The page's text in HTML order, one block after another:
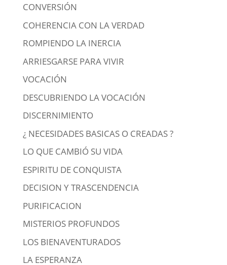
CONVERSIÓN
COHERENCIA CON LA VERDAD
ROMPIENDO LA INERCIA
ARRIESGARSE PARA VIVIR
VOCACIÓN
DESCUBRIENDO LA VOCACIÓN
DISCERNIMIENTO
¿ NECESIDADES BASICAS O CREADAS ?
LO QUE CAMBIÓ SU VIDA
ESPIRITU DE CONQUISTA
DECISION Y TRASCENDENCIA
PURIFICACION
MISTERIOS PROFUNDOS
LOS BIENAVENTURADOS
LA ESPERANZA